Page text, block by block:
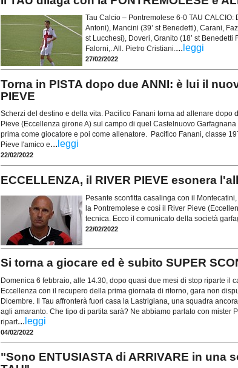
Tau Calcio – Pontremolese 6-0 TAU CALCIO:
Antoni), Mancini (39’ st Benedetti), Carani,
st Lucchesi), Doveri, Granito (18’ st Benedetti
Falorni,. All. Pietro Cristiani.... leggi
27/02/2022
Torna in PISTA dopo due ANNI: è lui il
PIEVE
Scherzi del destino e della vita. Pacifico Fanani torna ad allenare dopo
Pieve (Eccellenza girone A) sul campo di quel Castelnuovo
prima come giocatore e poi come allenatore. Pacifico Fanani, classe
Pieve l'amico e... leggi
22/02/2022
ECCELLENZA, il RIVER PIEVE esonera
Pesante sconfitta casalinga con il
la Pontremolese e così il River Pieve
tecnica. Ecco il comunicato della società
22/02/2022
Si torna a giocare ed è subito SUPER
Domenica 6 febbraio, alle 14.30, dopo quasi due mesi di stop riparte il
Eccellenza con il recupero della prima giornata di ritorno, gara non
Dicembre. Il Tau affronterà fuori casa la Lastrigiana, una squadra
agli amaranto. Che tipo di partita sarà? Ne abbiamo parlato con mister
ripart... leggi
04/02/2022
"Sono ENTUSIASTA di ARRIVARE in una